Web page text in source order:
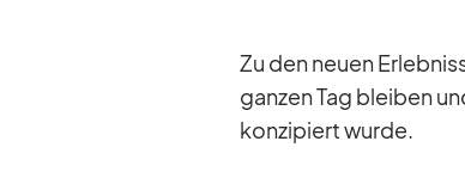
Zu den neuen
gan­zen Tag blei­ben
kon­zi­piert wurde.